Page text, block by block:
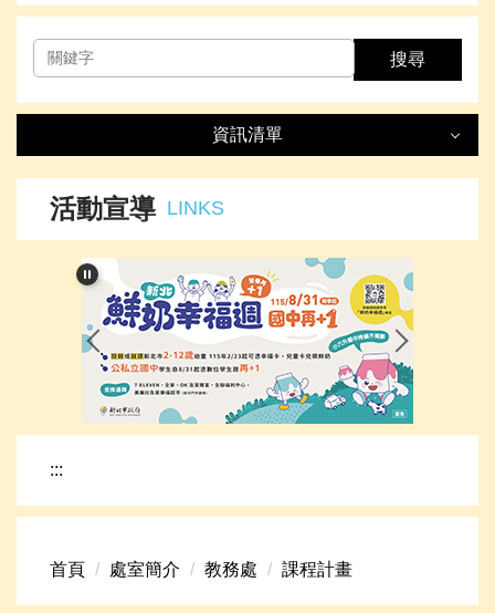
搜尋
資訊清單
資訊清單 LIST
最新消息
處室簡介
榮譽事項
下載專區
網路資源
新生專區
活動宣導 LINKS
:::
首頁 處室簡介 教務處 課程計畫